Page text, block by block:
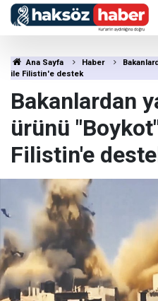
Ana Sayfa Haber
ile Filistin'e destek
Bakanlardan
ürünü
Filistin'e